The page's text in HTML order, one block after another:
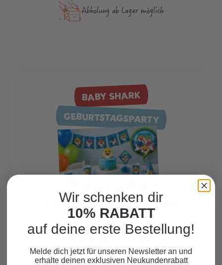
Abholung ab Lager möglich
BABY SHARK
GEBURTSTAGSPARTY
Hier finden Sie viele weitere Produkte
zum Motto.
WEITERE PRODUKTE
Wir schenken dir
10% RABATT
auf deine erste Bestellung!
Melde dich jetzt für unseren Newsletter an und
erhalte deinen exklusiven Neukundenrabatt